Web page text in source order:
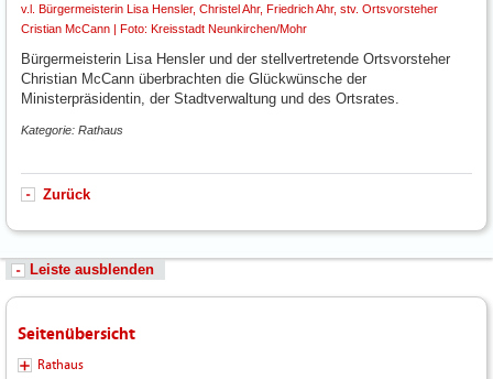
v.l. Bürgermeisterin Lisa Hensler, Christel Ahr, Friedrich Ahr, stv. Ortsvorsteher
Cristian McCann | Foto: Kreisstadt Neunkirchen/Mohr
Bürgermeisterin Lisa Hensler und der stellvertretende Ortsvorsteher
Christian McCann überbrachten die Glückwünsche der
Ministerpräsidentin, der Stadtverwaltung und des Ortsrates.
Kategorie: Rathaus
Zurück
Leiste ausblenden
Seitenübersicht
Rathaus